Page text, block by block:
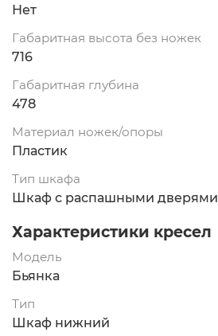
Нет
Габаритная высота без ножек
716
Габаритная глубина
478
Материал ножек/опоры
Пластик
Тип шкафа
Шкаф с распашными дверями
Характеристики кресел
Модель
Бьянка
Тип
Шкаф нижний